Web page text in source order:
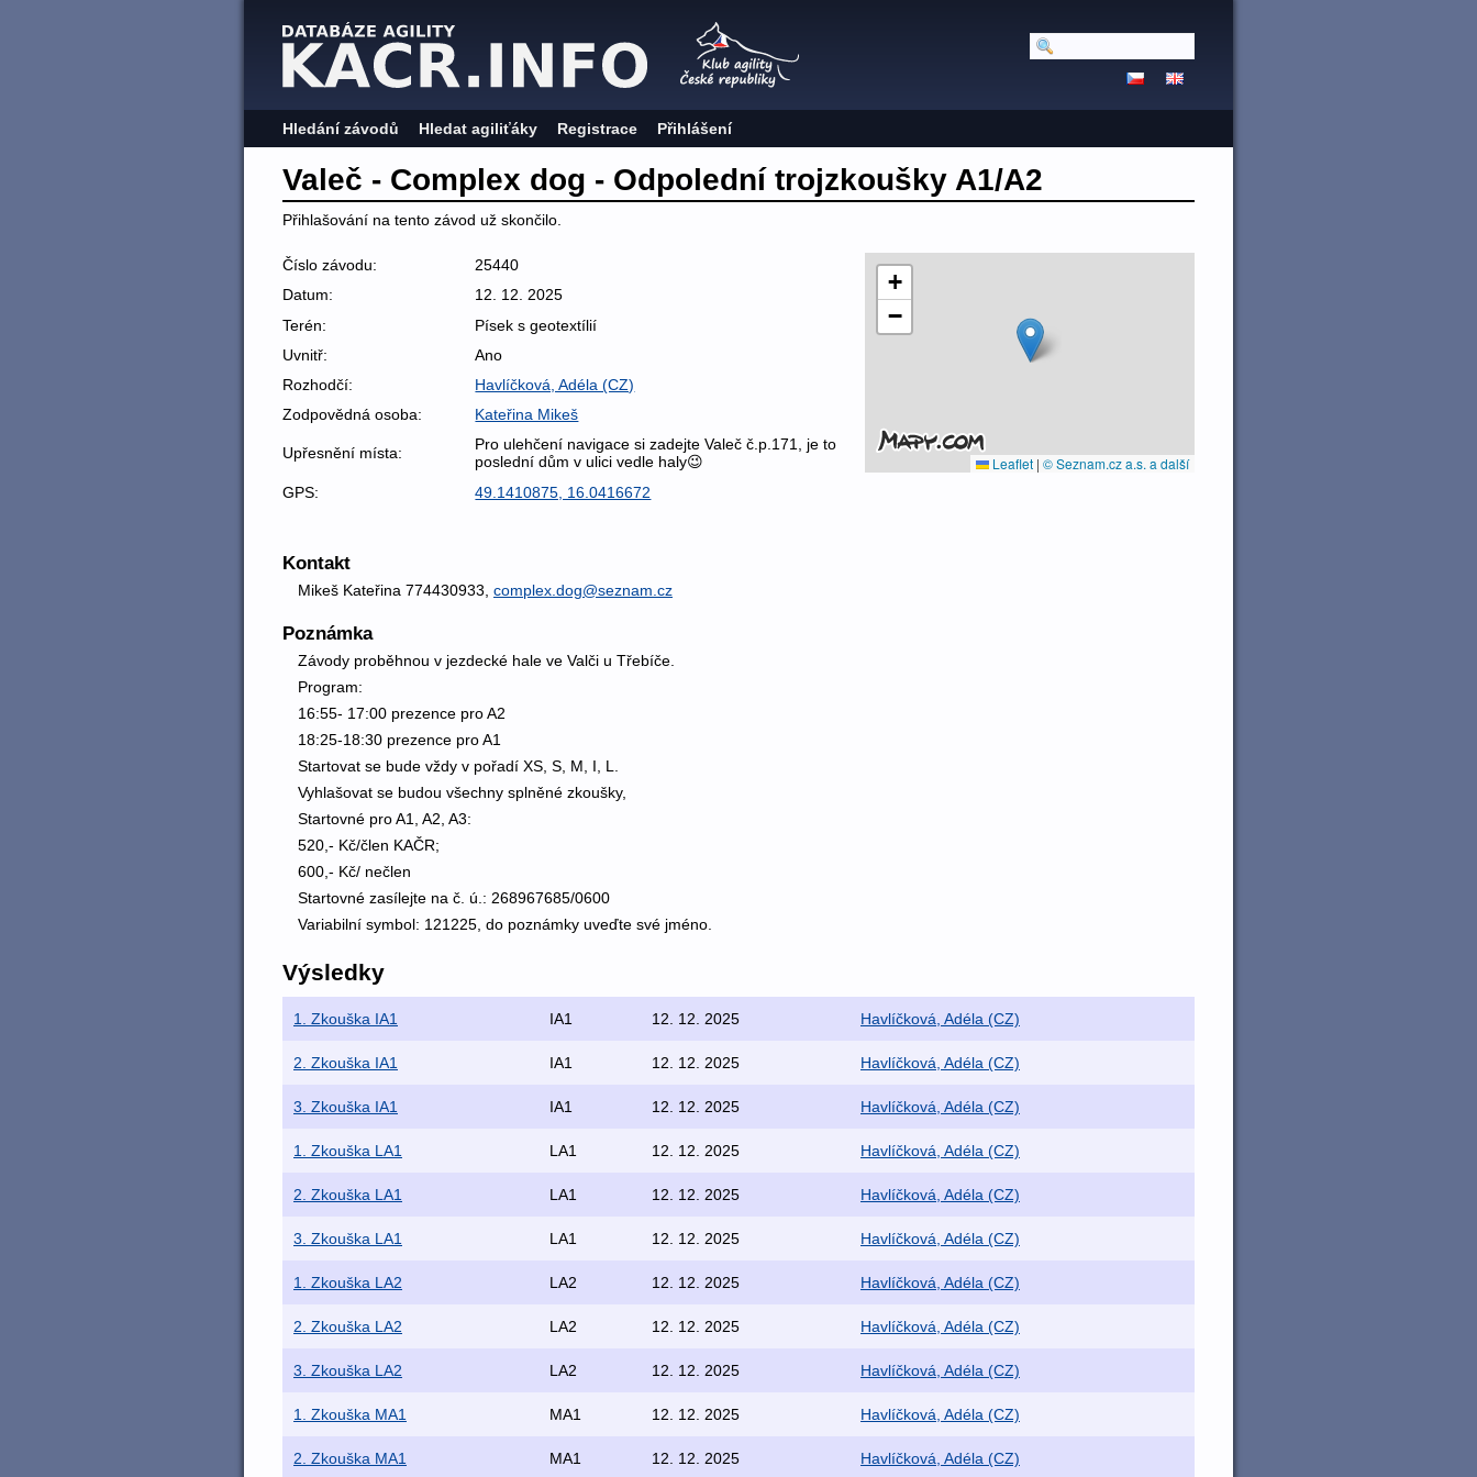
Hledání závodů Hledat agiliťáky Registrace Přihlášení
Valeč - Complex dog - Odpolední trojzkoušky A1/A2
Přihlašování na tento závod už skončilo.
Číslo závodu:
25440
Datum:
12. 12. 2025
Terén:
Písek s geotextílií
Uvnitř:
Ano
Rozhodčí:
Havlíčková, Adéla (CZ)
Zodpovědná osoba:
Kateřina Mikeš
Upřesnění místa:
Pro ulehčení navigace si zadejte Valeč č.p.171, je to
poslední dům v ulici vedle haly😉
GPS:
49.1410875, 16.0416672
+
−
Leaflet | © Seznam.cz a.s. a další
Kontakt
Mikeš Kateřina 774430933, complex.dog@seznam.cz
Poznámka
Závody proběhnou v jezdecké hale ve Valči u Třebíče.
Program:
16:55- 17:00 prezence pro A2
18:25-18:30 prezence pro A1
Startovat se bude vždy v pořadí XS, S, M, I, L.
Vyhlašovat se budou všechny splněné zkoušky,
Startovné pro A1, A2, A3:
520,- Kč/člen KAČR;
600,- Kč/ nečlen
Startovné zasílejte na č. ú.: 268967685/0600
Variabilní symbol: 121225, do poznámky uveďte své jméno.
Výsledky
1. Zkouška IA1 IA1 12. 12. 2025 Havlíčková, Adéla (CZ)
2. Zkouška IA1 IA1 12. 12. 2025 Havlíčková, Adéla (CZ)
3. Zkouška IA1 IA1 12. 12. 2025 Havlíčková, Adéla (CZ)
1. Zkouška LA1 LA1 12. 12. 2025 Havlíčková, Adéla (CZ)
2. Zkouška LA1 LA1 12. 12. 2025 Havlíčková, Adéla (CZ)
3. Zkouška LA1 LA1 12. 12. 2025 Havlíčková, Adéla (CZ)
1. Zkouška LA2 LA2 12. 12. 2025 Havlíčková, Adéla (CZ)
2. Zkouška LA2 LA2 12. 12. 2025 Havlíčková, Adéla (CZ)
3. Zkouška LA2 LA2 12. 12. 2025 Havlíčková, Adéla (CZ)
1. Zkouška MA1 MA1 12. 12. 2025 Havlíčková, Adéla (CZ)
2. Zkouška MA1 MA1 12. 12. 2025 Havlíčková, Adéla (CZ)